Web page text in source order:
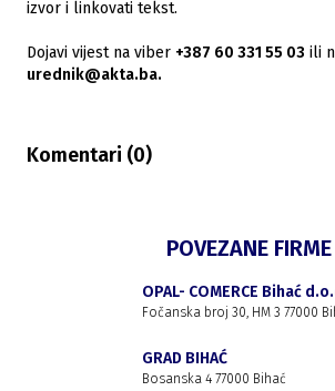
izvor i linkovati tekst.
Dojavi vijest na viber +387 60 331 55 03 ili
urednik@akta.ba.
Komentari (0)
POVEZANE FIRME
OPAL- COMERCE Bihać
Fočanska broj 30, HM 3 77000
GRAD BIHAĆ
Bosanska 4 77000 Bihać